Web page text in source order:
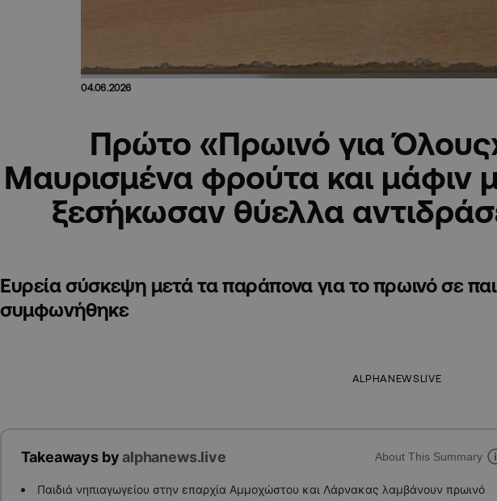
04.06.2026
Πρώτο «Πρωινό για
Μαυρισμένα φρούτα και μάφιν
ξεσήκωσαν θύελλα
Ευρεία σύσκεψη μετά τα παράπονα για το πρωινό σε
συμφωνήθηκε
ALPHANEWSLIVE
Takeaways byalphanews.live About This Summary
Παιδιά νηπιαγωγείου στην επαρχία Αμμοχώστου και Λάρνακας λαμβάνουν πρωινό